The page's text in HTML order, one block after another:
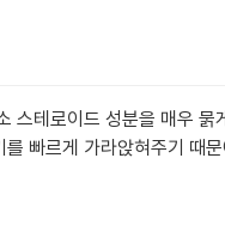
스테로이드 성분을 매우
빠르게 가라앉혀주기 때